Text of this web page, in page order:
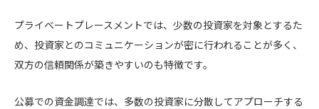
プライベートプレースメントでは、少数の投資家を対象とするた
め、投資家とのコミュニケーションが密に行われることが多く、
双方の信頼関係が築きやすいのも特徴です。
公募での資金調達では、多数の投資家に分散してアプローチする